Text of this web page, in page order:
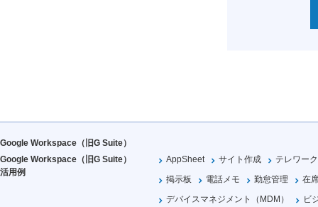
Google Workspace（旧G Suite）
Google Workspace（旧G Suite）
活用例
AppSheet サイト作成
テレワーク
掲示板
電話メモ 勤怠管理
在
デバイスマネジメント（MDM）
ビ